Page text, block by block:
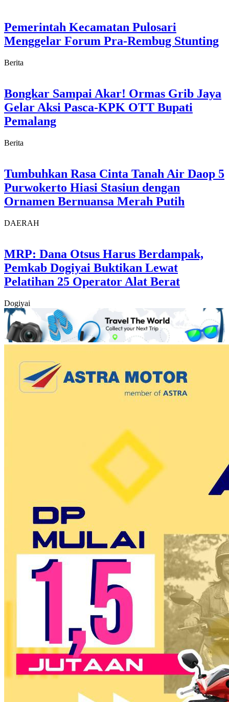
Pemerintah Kecamatan Pulosari
Menggelar Forum Pra-Rembug Stunting
Berita
Bongkar Sampai Akar! Ormas Grib Jaya
Gelar Aksi Pasca-KPK OTT Bupati
Pemalang
Berita
Tumbuhkan Rasa Cinta Tanah Air Daop 5
Purwokerto Hiasi Stasiun dengan
Ornamen Bernuansa Merah Putih
DAERAH
MRP: Dana Otsus Harus Berdampak,
Pemkab Dogiyai Buktikan Lewat
Pelatihan 25 Operator Alat Berat
Dogiyai